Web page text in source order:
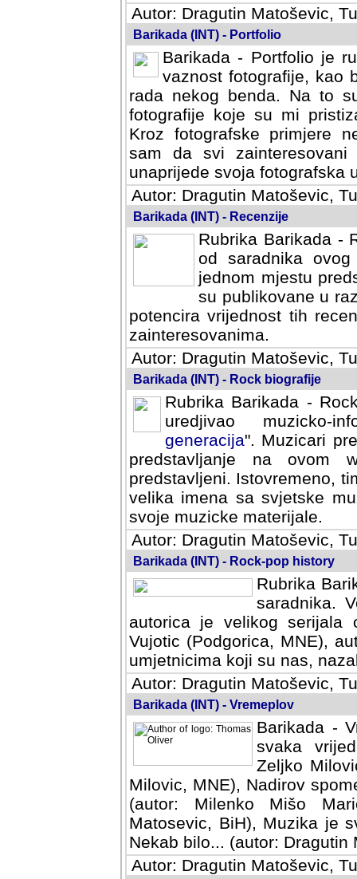
Autor: Dragutin Matoševic,
Barikada (INT) - Portfolio
Barikada - Portfolio je
vaznost fotografije, kao
rada nekog benda. Na to
fotografije koje su mi
fotografske primjere
svi zainteresovani
svoja fotografska umijeca.
Autor: Dragutin Matoševic,
Barikada (INT) - Recenzije
Rubrika Barikada -
od saradnika
jednom mjestu
su publikovane u
potencira vrijednost tih
zainteresovanima.
Autor: Dragutin Matoševic,
Barikada (INT) - Rock biografije
Rubrika Barikada -
uredjivao muzicko-
Muzicari predstavljeni u
na ovom web portalu
Istovremeno, tim nacinom
sa svjetske muzicke scene
materijale.
Autor: Dragutin Matoševic,
Barikada (INT) - Rock-pop history
Rubrika
saradnika.
autorica je velikog serijala
Vujotic (Podgorica, MNE),
umjetnicima koji su nas,
Autor: Dragutin Matoševic,
Barikada (INT) - Vremeplov
Barikada -
svaka
Milovic,
MNE), Nadirov spomenar
Milenko Mišo Maric, UK),
Muzika je svirala (autor:
(autor: Dragutin Matosevic,
Autor: Dragutin Matoševic,